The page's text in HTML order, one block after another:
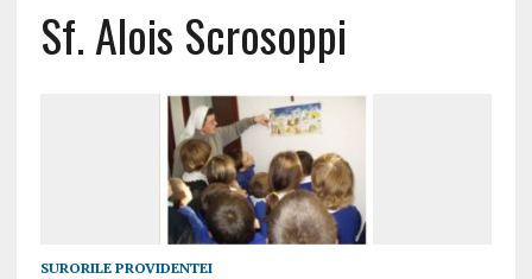
Sf. Alois Scrosoppi
SURORILE PROVIDENTEI